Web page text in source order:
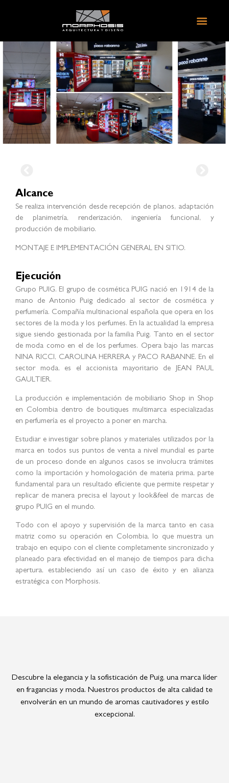
Alcance
Se realiza intervención desde recepción de planos, adaptación
de planimetría, renderización, ingeniería funcional, y
producción de mobiliario.
MONTAJE E IMPLEMENTACIÓN GENERAL EN SITIO.
Ejecución
Grupo PUIG. El grupo de cosmética PUIG nació en 1914 de la
mano de Antonio Puig dedicado al sector de cosmética y
perfumería. Compañía multinacional española que opera en los
sectores de la moda y los perfumes. En la actualidad la empresa
sigue siendo gestionada por la familia Puig. Tanto en el sector
de moda como en el de los perfumes. Opera bajo las marcas
NINA RICCI, CAROLINA HERRERA y PACO RABANNE. En el
sector moda, es el accionista mayoritario de JEAN PAUL
GAULTIER.
La producción e implementación de mobiliario Shop in Shop
en Colombia dentro de boutiques multimarca especializadas
en perfumería es el proyecto a poner en marcha.
Estudiar e investigar sobre planos y materiales utilizados por la
marca en todos sus puntos de venta a nivel mundial es parte
de un proceso donde en algunos casos se involucra trámites
como la importación y homologación de materia prima, parte
fundamental para un resultado eficiente que permite respetar y
replicar de manera precisa el layout y look&feel de marcas de
grupo PUIG en el mundo.
Todo con el apoyo y supervisión de la marca tanto en casa
matriz como su operación en Colombia, lo que muestra un
trabajo en equipo con el cliente completamente sincronizado y
planeado para efectividad en el manejo de tiempos para dicha
apertura, estableciendo así un caso de éxito y en alianza
estratégica con Morphosis.
Descubre la elegancia y la sofisticación de Puig, una marca líder
en fragancias y moda. Nuestros productos de alta calidad te
envolverán en un mundo de aromas cautivadores y estilo
excepcional.